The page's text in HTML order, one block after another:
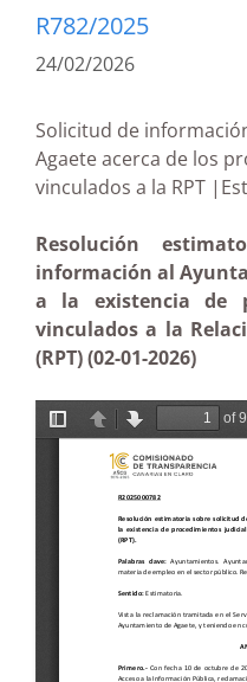
R782/2025
24/02/2026
Solicitud de
Agaete acerca de los
vinculados a la
Resolución
información al
a la existencia de
vinculados a la
(RPT) (02-01-2026)